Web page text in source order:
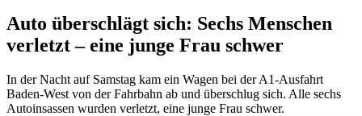
Auto überschlägt sich: Sechs Menschen
verletzt – eine junge Frau schwer
In der Nacht auf Samstag kam ein Wagen bei der A1-Ausfahrt
Baden-West von der Fahrbahn ab und überschlug sich. Alle sechs
Autoinsassen wurden verletzt, eine junge Frau schwer.